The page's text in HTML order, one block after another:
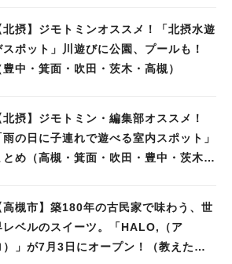
北摂】ジモトミンオススメ！「北摂水遊
スポット」川遊びに公園、プールも！
豊中・箕面・吹田・茨木・高槻）
北摂】ジモトミン・編集部オススメ！
雨の日に子連れで遊べる室内スポット」
とめ（高槻・箕面・吹田・豊中・茨木・
高槻市】築180年の古民家で味わう、世
レベルのスイーツ。「HALO,（ア
）」が7月3日にオープン！（教えたい/